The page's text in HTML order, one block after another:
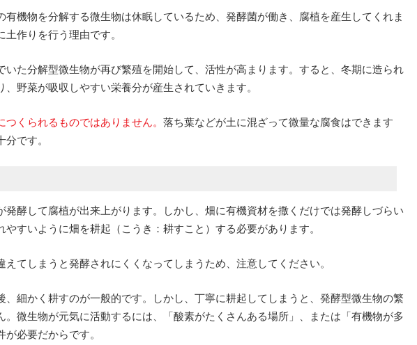
有機物を分解する微生物は休眠しているため、発酵菌が働き、腐植を産生してくれま
作りを行う理由です。
いた分解型微生物が再び繁殖を開始して、活性が高まります。すると、冬期に造られ
、野菜が吸収しやすい栄養分が産生されていきます。
つくられるものではありません。 落ち葉などが土に混ざって微量な腐食はできます
です。
発酵して腐植が出来上がります。しかし、畑に有機資材を撒くだけでは発酵しづらい
やすいように畑を耕起（こうき：耕すこと）する必要があります。
えてしまうと発酵されにくくなってしまうため、注意してください。
、細かく耕すのが一般的です。しかし、丁寧に耕起してしまうと、発酵型微生物の繁
。微生物が元気に活動するには、「酸素がたくさんある場所」、または「有機物が多
必要だからです。